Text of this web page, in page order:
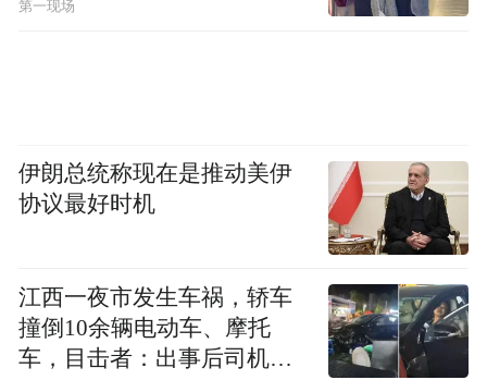
第一现场
伊朗总统称现在是推动美伊
协议最好时机
江西一夜市发生车祸，轿车
撞倒10余辆电动车、摩托
车，目击者：出事后司机一